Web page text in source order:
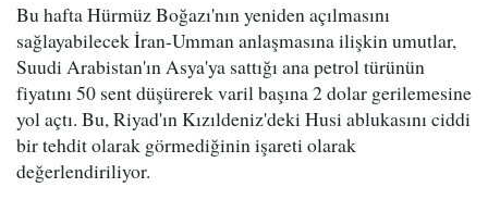
Bu hafta Hürmüz Boğazı'nın yeniden açılmasını
sağlayabilecek İran-Umman anlaşmasına ilişkin umutlar,
Suudi Arabistan'ın Asya'ya sattığı ana petrol türünün
fiyatını 50 sent düşürerek varil başına 2 dolar gerilemesine
yol açtı. Bu, Riyad'ın Kızıldeniz'deki Husi ablukasını ciddi
bir tehdit olarak görmediğinin işareti olarak
değerlendiriliyor.